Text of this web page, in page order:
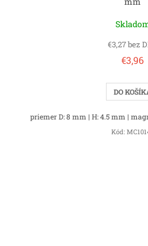
€3,27 bez
€3,96
DO
priemer D: 8 mm | H: 4.5 mm |
Kód: